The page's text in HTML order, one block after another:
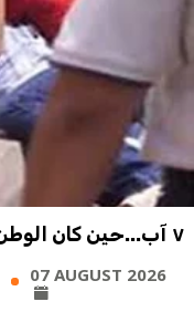
٧ آب...حين كان الوطن أكبر من الخوف (جومانا ناهض)
07 AUGUST 2026